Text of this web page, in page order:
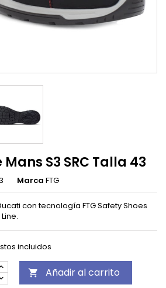
Mans S3 SRC Talla 43
Marca FTG
con tecnología FTG Safety Shoes
incluidos
 Añadir al carrito